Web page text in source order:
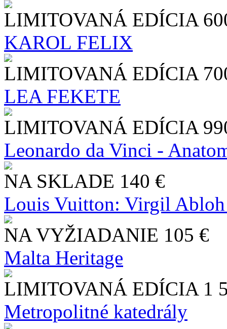
LIMITOVANÁ EDÍCIA
KAROL FELIX
LIMITOVANÁ EDÍCIA
LEA FEKETE
LIMITOVANÁ EDÍCIA
Leonardo da Vinci -
NA SKLADE 140 €
Louis Vuitton: Virgil
NA VYŽIADANIE 105 €
Malta Heritage
LIMITOVANÁ EDÍCIA 1
Metropolitné katedrály